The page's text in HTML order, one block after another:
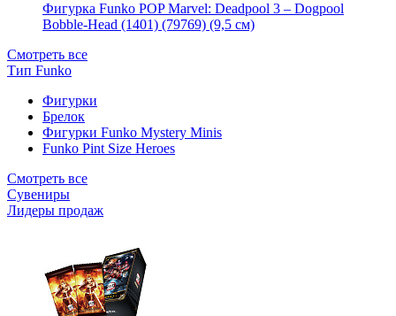
Фигурка Funko POP Marvel: Deadpool 3 – Dogpool
Bobble-Head (1401) (79769) (9,5 см)
Смотреть все
Тип Funko
Фигурки
Брелок
Фигурки Funko Mystery Minis
Funko Pint Size Heroes
Смотреть все
Сувениры
Лидеры продаж